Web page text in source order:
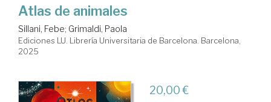
Atlas de animales
Sillani, Febe; Grimaldi, Paola
Ediciones LU. Librería Universitaria de Barcelona. Barcelona,
2025
20,00 €